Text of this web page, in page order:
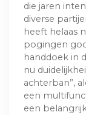
die jaren
diverse
heeft helaas
pogingen
handdoek in
nu
achterban”,
een
een